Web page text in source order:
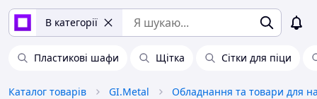
В категорії
Пластикові шафи Щітка Сітки для піци
Каталог товарів GI.Metal